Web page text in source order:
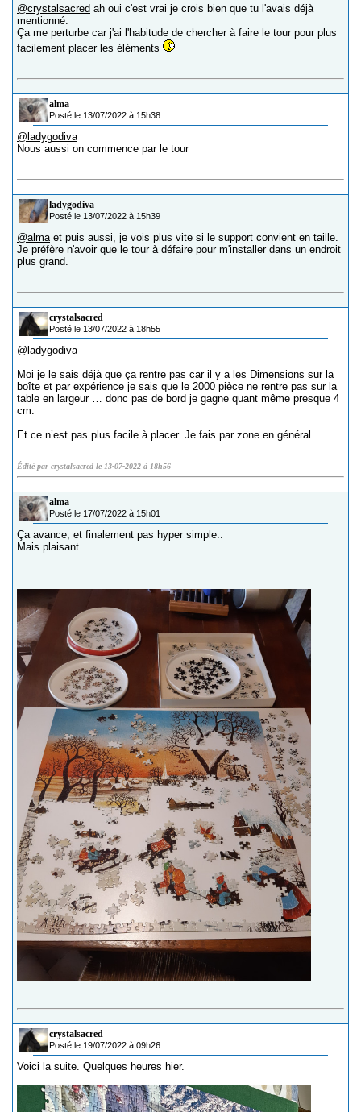
@crystalsacred ah oui c'est vrai je crois bien que tu l'avais déjà
mentionné.
Ça me perturbe car j'ai l'habitude de chercher à faire le tour pour plus
facilement placer les éléments
alma
Posté le 13/07/2022 à 15h38
@ladygodiva
Nous aussi on commence par le tour
ladygodiva
Posté le 13/07/2022 à 15h39
@alma et puis aussi, je vois plus vite si le support convient en taille.
Je préfère n'avoir que le tour à défaire pour m'installer dans un endroit
plus grand.
crystalsacred
Posté le 13/07/2022 à 18h55
@ladygodiva
Moi je le sais déjà que ça rentre pas car il y a les Dimensions sur la
boîte et par expérience je sais que le 2000 pièce ne rentre pas sur la
table en largeur … donc pas de bord je gagne quant même presque 4
cm.
Et ce n’est pas plus facile à placer. Je fais par zone en général.
Édité par crystalsacred le 13-07-2022 à 18h56
alma
Posté le 17/07/2022 à 15h01
Ça avance, et finalement pas hyper simple..
Mais plaisant..
crystalsacred
Posté le 19/07/2022 à 09h26
Voici la suite. Quelques heures hier.